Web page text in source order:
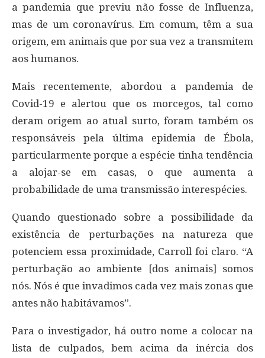
a pandemia que previu não fosse de Influenza,
mas de um coronavírus. Em comum, têm a sua
origem, em animais que por sua vez a transmitem
aos humanos.
Mais recentemente, abordou a pandemia de
Covid-19 e alertou que os morcegos, tal como
deram origem ao atual surto, foram também os
responsáveis pela última epidemia de Ébola,
particularmente porque a espécie tinha tendência
a alojar-se em casas, o que aumenta a
probabilidade de uma transmissão interespécies.
Quando questionado sobre a possibilidade da
existência de perturbações na natureza que
potenciem essa proximidade, Carroll foi claro. “A
perturbação ao ambiente [dos animais] somos
nós. Nós é que invadimos cada vez mais zonas que
antes não habitávamos”.
Para o investigador, há outro nome a colocar na
lista de culpados, bem acima da inércia dos